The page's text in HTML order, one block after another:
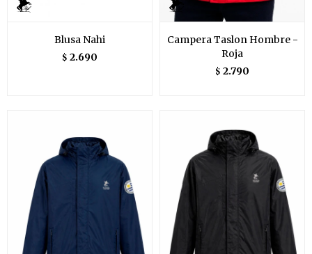
Blusa Nahi
$ 2.690
Campera Taslon Hombre -
Roja
$ 2.790